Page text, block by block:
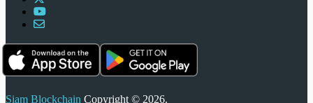
Siam Blockchain Copyright © 2026.